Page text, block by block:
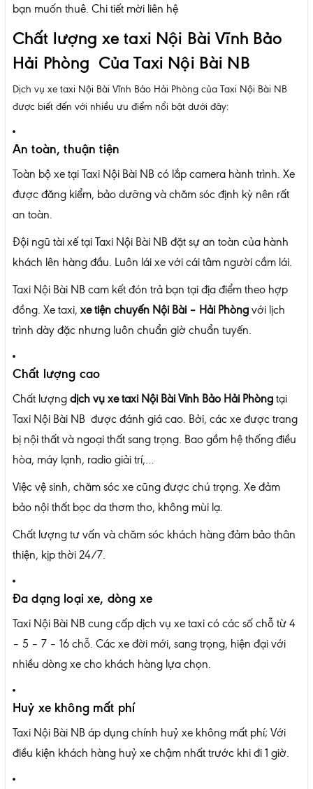
bạn muốn thuê. Chi tiết mời liên hệ
Chất lượng xe taxi Nội Bài Vĩnh Bảo
Hải Phòng Của Taxi Nội Bài NB
Dịch vụ xe taxi Nội Bài Vĩnh Bảo Hải Phòng của Taxi Nội Bài NB
được biết đến với nhiều ưu điểm nổi bật dưới đây:
An toàn, thuận tiện
Toàn bộ xe tại Taxi Nội Bài NB có lắp camera hành trình. Xe
được đăng kiểm, bảo dưỡng và chăm sóc định kỳ nên rất
an toàn.
Đội ngũ tài xế tại Taxi Nội Bài NB đặt sự an toàn của hành
khách lên hàng đầu. Luôn lái xe với cái tâm người cầm lái.
Taxi Nội Bài NB cam kết đón trả bạn tại địa điểm theo hợp
đồng. Xe taxi, xe tiện chuyến Nội Bài – Hải Phòng với lịch
trình dày đặc nhưng luôn chuẩn giờ chuẩn tuyến.
Chất lượng cao
Chất lượng dịch vụ xe taxi Nội Bài Vĩnh Bảo Hải Phòng tại
Taxi Nội Bài NB được đánh giá cao. Bởi, các xe được trang
bị nội thất và ngoại thất sang trọng. Bao gồm hệ thống điều
hòa, máy lạnh, radio giải trí,…
Việc vệ sinh, chăm sóc xe cũng được chú trọng. Xe đảm
bảo nội thất bọc da thơm tho, không mùi lạ.
Chất lượng tư vấn và chăm sóc khách hàng đảm bảo thân
thiện, kịp thời 24/7.
Đa dạng loại xe, dòng xe
Taxi Nội Bài NB cung cấp dịch vụ xe taxi có các số chỗ từ 4
– 5 – 7 – 16 chỗ. Các xe đời mới, sang trọng, hiện đại với
nhiều dòng xe cho khách hàng lựa chọn.
Huỷ xe không mất phí
Taxi Nội Bài NB áp dụng chính huỷ xe không mất phí; Với
điều kiện khách hàng huỷ xe chậm nhất trước khi đi 1 giờ.